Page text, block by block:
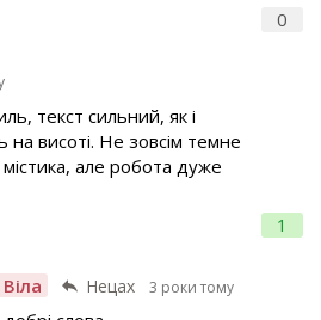
0
1
текст сильний, як і
на висоті. Не зовсім темне
але робота дуже
Нецах 3 роки тому